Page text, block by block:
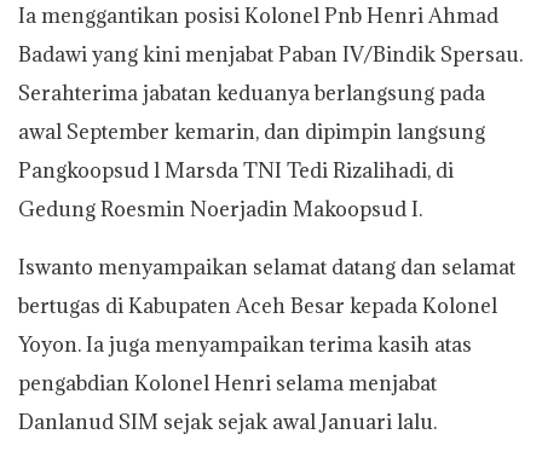
Ia menggantikan posisi Kolonel Pnb Henri Ahmad
Badawi yang kini menjabat Paban IV/Bindik Spersau.
Serahterima jabatan keduanya berlangsung pada
awal September kemarin, dan dipimpin langsung
Pangkoopsud l Marsda TNI Tedi Rizalihadi, di
Gedung Roesmin Noerjadin Makoopsud I.
Iswanto menyampaikan selamat datang dan selamat
bertugas di Kabupaten Aceh Besar kepada Kolonel
Yoyon. Ia juga menyampaikan terima kasih atas
pengabdian Kolonel Henri selama menjabat
Danlanud SIM sejak sejak awal Januari lalu.